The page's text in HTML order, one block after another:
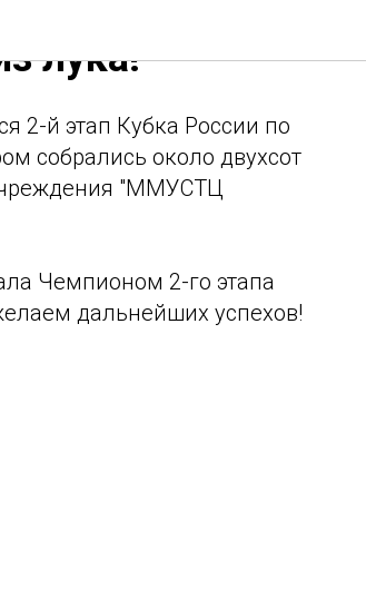
лука!
2-й этап Кубка России по
собрались около двухсот
"ММУСТЦ
Чемпионом 2-го этапа
дальнейших успехов!